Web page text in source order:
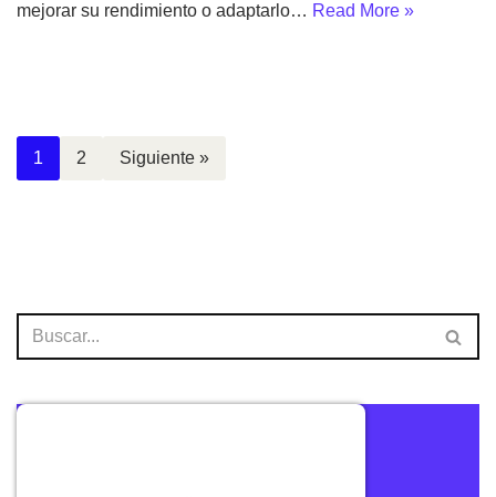
mejorar su rendimiento o adaptarlo… Read More »
1 2 Siguiente »